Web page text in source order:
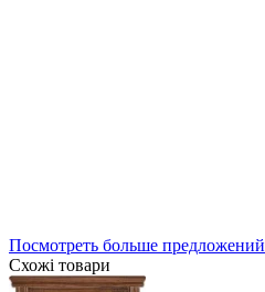
Посмотреть больше предложений
Схожі товари